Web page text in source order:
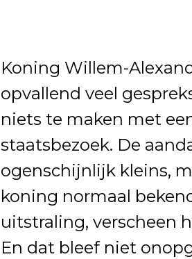
Koning Willem-
opvallend veel
niets te maken met
staatsbezoek. De
ogenschijnlijk kleins,
koning normaal
uitstraling, verscheen
En dat bleef niet